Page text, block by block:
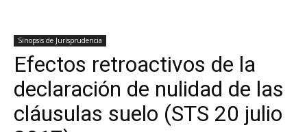
Sinopsis de Jurisprudencia
Efectos retroactivos de la
declaración de nulidad de las
cláusulas suelo (STS 20 julio